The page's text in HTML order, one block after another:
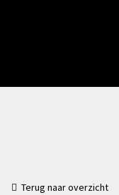
Terug naar overzicht